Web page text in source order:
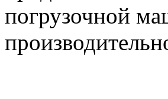
погрузочной